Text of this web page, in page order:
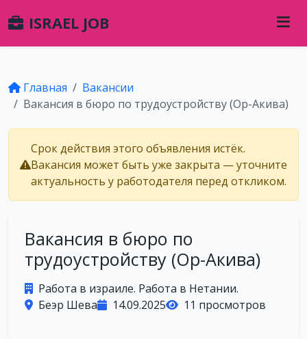
ISRAEL JOB
Главная
Вакансии
Вакансия в бюро по трудоустройству (Ор-Акива)
Срок действия этого объявления истёк.
Вакансия может быть уже закрыта — уточните
актуальность у работодателя перед откликом.
Вакансия в бюро по
трудоустройству (Ор-Акива)
Работа в израиле. Работа в Нетании.
Беэр Шева
14.09.2025 11 просмотров